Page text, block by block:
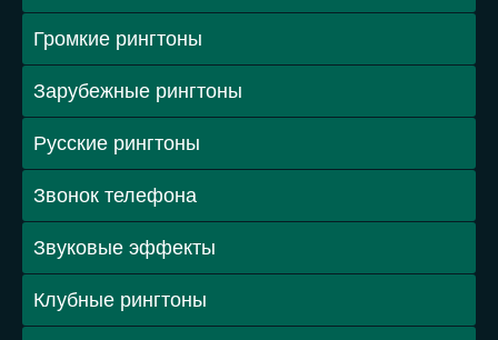
Громкие рингтоны
Зарубежные рингтоны
Русские рингтоны
Звонок телефона
Звуковые эффекты
Клубные рингтоны